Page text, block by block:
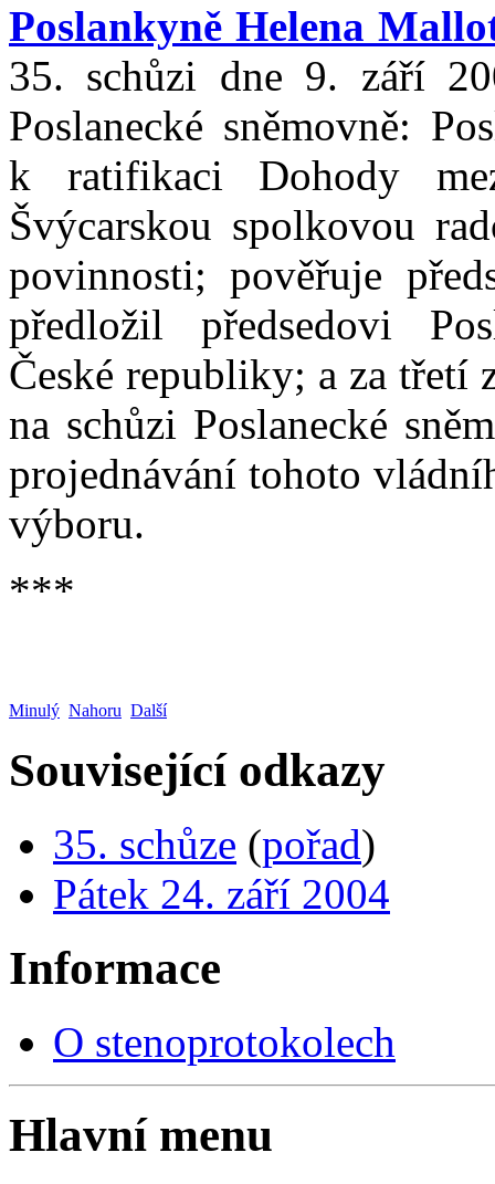
Poslankyně Helena
35. schůzi dne 9. září
Poslanecké sněmovně:
k ratifikaci Dohody
Švýcarskou spolkovou
povinnosti; pověřuje
předložil předsedovi
České republiky; a za třetí
na schůzi Poslanecké
projednávání tohoto
výboru.
***
Minulý Nahoru Další
Související odkazy
35. schůze (pořad)
Pátek 24. září 2004
Informace
O stenoprotokolech
Hlavní menu